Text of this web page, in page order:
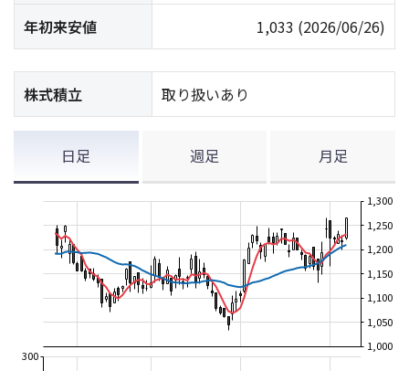
年初来安値 1,033 (2026/06/26)
株式積立 取り扱いあり
日足 週足 月足
1,000
1,050
1,100
1,150
1,200
1,250
1,300
300